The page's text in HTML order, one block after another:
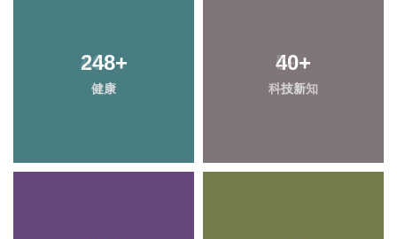
248+
健康
40+
科技新知
466+
社會
59+
頭條